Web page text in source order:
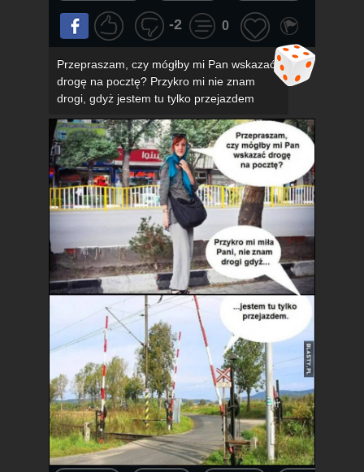
-2 0
Przepraszam, czy mógłby mi Pan wskazać
drogę na pocztę? Przykro mi nie znam
drogi, gdyż jestem tu tylko przejazdem